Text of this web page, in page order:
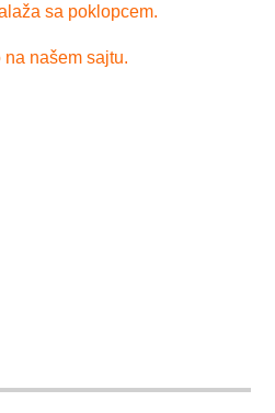
sa poklopcem.
našem sajtu.